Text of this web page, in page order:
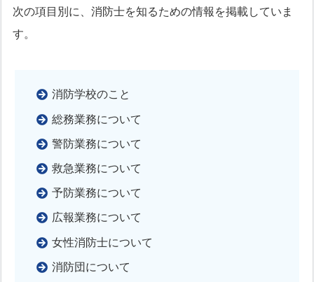
次の項目別に、消防士を知るための情報を掲載していま
す。
消防学校のこと
総務業務について
警防業務について
救急業務について
予防業務について
広報業務について
女性消防士について
消防団について